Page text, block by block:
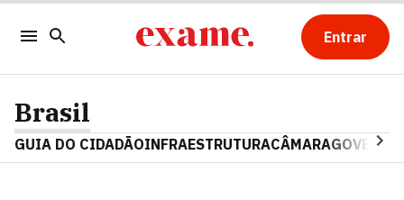
Entrar
Brasil
GUIA DO CIDADÃOINFRAESTRUTURACÂMARAGOVERNO